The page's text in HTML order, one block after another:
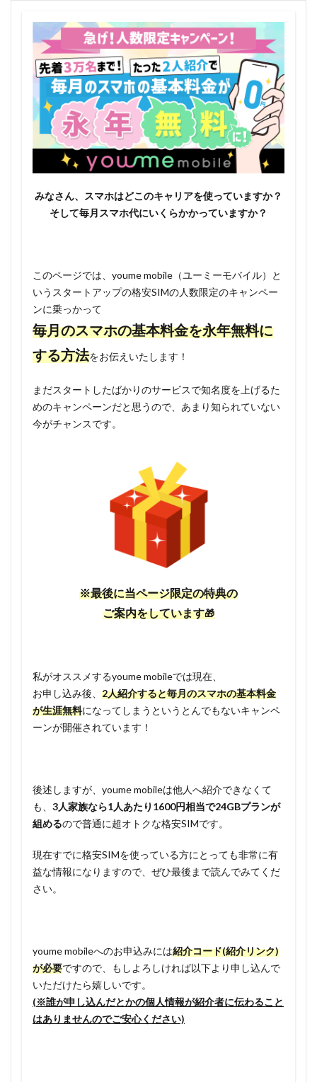
みなさん、スマホはどこのキャリアを使っていますか？
そして毎月スマホ代にいくらかかっていますか？
このページでは、youme mobile（ユーミーモバイル）と
いうスタートアップの格安SIMの人数限定のキャンペー
ンに乗っかって
毎月のスマホの基本料金を永年無料に
する方法をお伝えいたします！
まだスタートしたばかりのサービスで知名度を上げるた
めのキャンペーンだと思うので、あまり知られていない
今がチャンスです。
※最後に当ページ限定の特典の
ご案内をしています🎁
私がオススメするyoume mobileでは現在、
お申し込み後、 2人紹介すると毎月のスマホの基本料金
が生涯無料になってしまうというとんでもないキャンペ
ーンが開催されています！
後述しますが、youme mobileは他人へ紹介できなくて
も、 3人家族なら1人あたり1600円相当で24GBプランが
組めるので普通に超オトクな格安SIMです。
現在すでに格安SIMを使っている方にとっても非常に有
益な情報になりますので、ぜひ最後まで読んでみてくだ
さい。
youme mobileへのお申込みには紹介コード(紹介リンク)
が必要ですので、もしよろしければ以下より申し込んで
いただけたら嬉しいです。
(※誰が申し込んだとかの個人情報が紹介者に伝わること
はありませんのでご安心ください)